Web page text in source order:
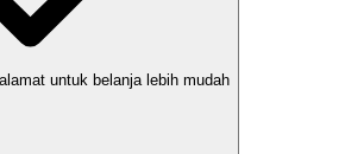
untuk belanja lebih mudah